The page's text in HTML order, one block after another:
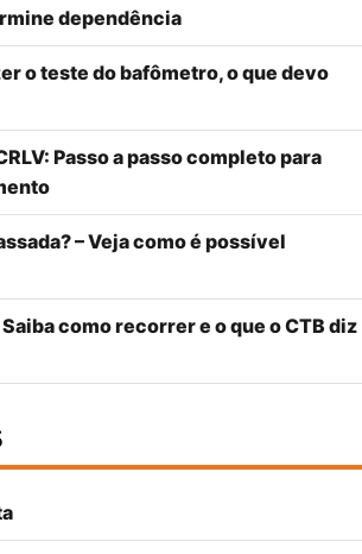
dependência
o teste do bafômetro, o que devo
Passo a passo completo para
– Veja como é possível
como recorrer e o que o CTB diz